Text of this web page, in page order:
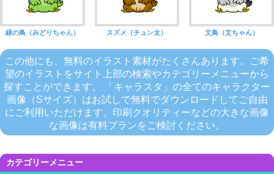
カテゴリーメニュー
緑の鳥（みどりちゃん） スズメ（チュン太） 文鳥（文ちゃん）
この他にも、無料のイラスト素材がたくさんあります。ご希
望のイラストをサイト上部の検索やカテゴリーメニューから
探すことができます。 「キャラスタ」の全てのキャラクター
画像（Sサイズ）はお試しで無料でダウンロードしてご自由
にご利用いただけます。印刷クオリティーなどの大きな画像
な画像は有料プランをご検討ください。